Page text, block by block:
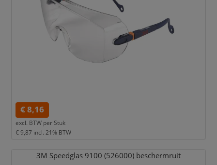
€ 8,16
excl. BTW per Stuk
€ 9,87 incl. 21% BTW
3M Speedglas 9100 (526000) beschermruit